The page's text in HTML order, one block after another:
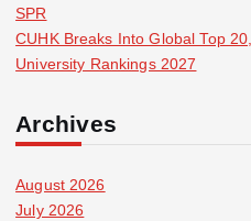
SPR
CUHK Breaks Into Global Top
University Rankings 2027
Archives
August 2026
July 2026